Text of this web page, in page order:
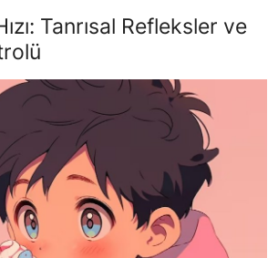
Tanrısal Refleksler ve